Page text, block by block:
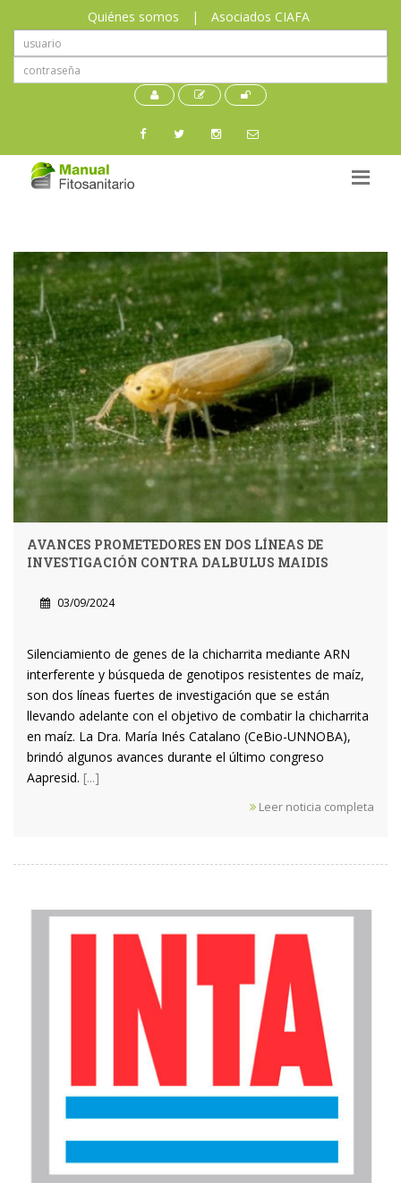
Quiénes somos | Asociados CIAFA
AVANCES PROMETEDORES EN DOS LÍNEAS DE
INVESTIGACIÓN CONTRA DALBULUS MAIDIS
03/09/2024
Silenciamiento de genes de la chicharrita mediante ARN
interferente y búsqueda de genotipos resistentes de maíz,
son dos líneas fuertes de investigación que se están
llevando adelante con el objetivo de combatir la chicharrita
en maíz. La Dra. María Inés Catalano (CeBio-UNNOBA),
brindó algunos avances durante el último congreso
Aapresid. [...]
Leer noticia completa